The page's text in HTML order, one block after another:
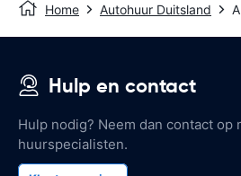
Home Autohuur Duitsland
Hulp en contact
Hulp nodig? Neem dan contact op
huurspecialisten.